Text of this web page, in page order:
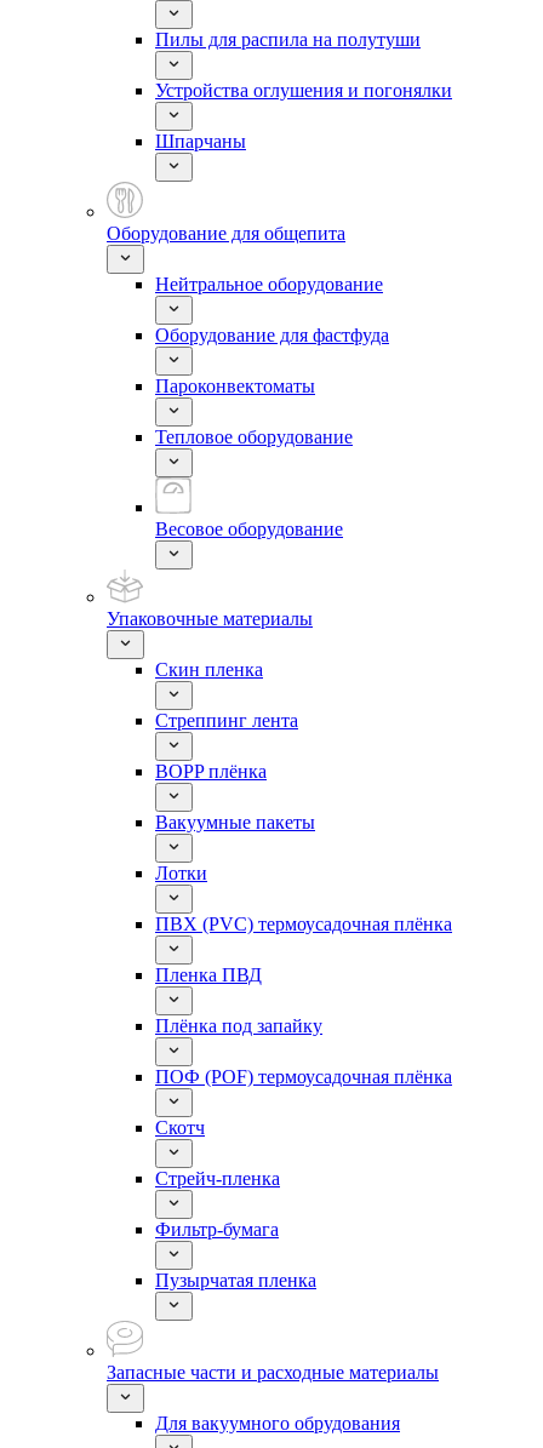
Пилы для распила на полутуши
Устройства оглушения и погонялки
Шпарчаны
Оборудование для общепита
Нейтральное оборудование
Оборудование для фастфуда
Пароконвектоматы
Тепловое оборудование
Весовое оборудование
Упаковочные материалы
Скин пленка
Стреппинг лента
BOPP плёнка
Вакуумные пакеты
Лотки
ПВХ (PVC) термоусадочная плёнка
Пленка ПВД
Плёнка под запайку
ПОФ (POF) термоусадочная плёнка
Скотч
Стрейч-пленка
Фильтр-бумага
Пузырчатая пленка
Запасные части и расходные материалы
Для вакуумного обрудования